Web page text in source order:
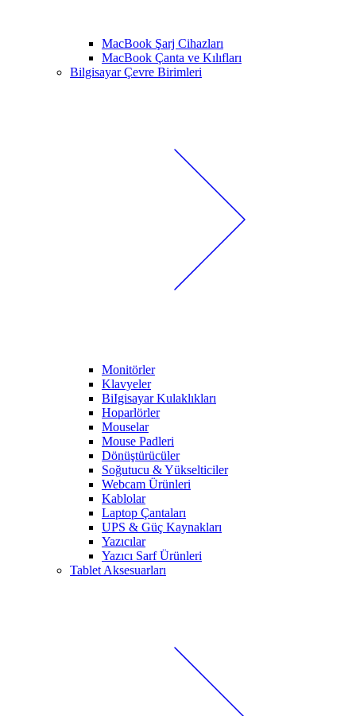
MacBook Şarj Cihazları
MacBook Çanta ve Kılıfları
Bilgisayar Çevre Birimleri
Monitörler
Klavyeler
BiIgisayar Kulaklıkları
Hoparlörler
Mouselar
Mouse Padleri
Dönüştürücüler
Soğutucu & Yükselticiler
Webcam Ürünleri
Kablolar
Laptop Çantaları
UPS & Güç Kaynakları
Yazıcılar
Yazıcı Sarf Ürünleri
Tablet Aksesuarları